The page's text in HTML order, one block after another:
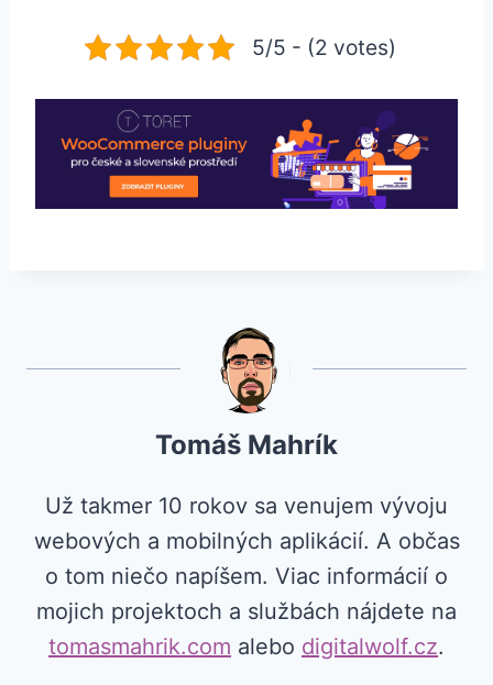
5/5 - (2 votes)
Tomáš Mahrík
Už takmer 10 rokov sa venujem vývoju
webových a mobilných aplikácií. A občas
o tom niečo napíšem. Viac informácií o
mojich projektoch a službách nájdete na
tomasmahrik.com alebo digitalwolf.cz.